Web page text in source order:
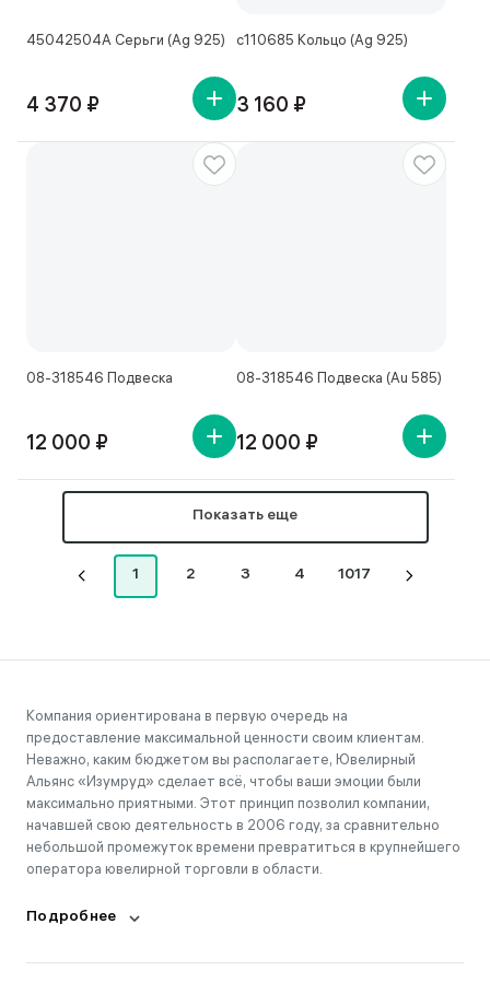
45042504А Серьги (Ag 925)
4 370 ₽
с110685 Кольцо (Ag 925)
3 160 ₽
08-318546 Подвеска
12 000 ₽
08-318546 Подвеска (Au 585)
12 000 ₽
Показать еще
1 2 3 4 1017
Компания ориентирована в первую очередь на
предоставление максимальной ценности своим клиентам.
Неважно, каким бюджетом вы располагаете, Ювелирный
Альянс «Изумруд» сделает всё, чтобы ваши эмоции были
максимально приятными. Этот принцип позволил компании,
начавшей свою деятельность в 2006 году, за сравнительно
небольшой промежуток времени превратиться в крупнейшего
оператора ювелирной торговли в области.
Подробнее